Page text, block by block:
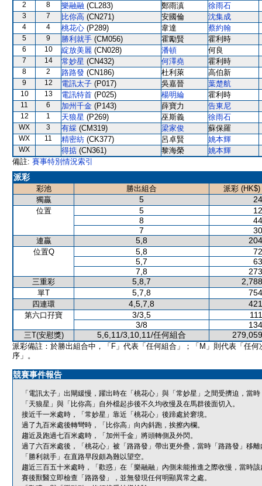
2 8 樂融融 (CL283) 鄭雨滇 徐雨石
3 7 比你高 (CN271) 安國倫 沈集成
4 4 桃花心 (P289) 韋達 蔡約翰
5 9 勝利就手 (CM056) 霍勵賢 霍利時
6 10 綻放美麗 (CN028) 潘頓 何良
7 14 常妙星 (CN432) 何澤堯 霍利時
8 2 路路發 (CN186) 杜利萊 高伯新
9 12 電訊太子 (P017) 吳嘉晉 葉楚航
10 13 電訊特首 (P025) 楊明綸 霍利時
11 6 加州千金 (P143) 薛寶力 告東尼
12 1 天狼星 (P269) 巫斯義 徐雨石
WX 3 有綵 (CM319) 梁家俊 蘇保羅
WX 11 精密紡 (CK377) 呂卓賢 姚本輝
WX 得掂 (CN361) 黎海榮
姚本輝
備註: 賽事特別情況索引
派彩
彩池 勝出組合
派彩 (HK$)
獨贏
5
位置 5
8
7
連贏 5,8
位置Q 5,8
5,7
7,8
三重彩 5,8,7
單T 5,7,8
四連環 4,5,7,8
第六口孖寶 3/3,5
3/8
三T(安慰獎) 5,6,11/3,10,11/任何組合
派彩備註：於勝出組合中，「F」代表「任何組合」；「M」則代表「任何
序」。
競賽事件報告
「電訊太子」出閘緩慢，躍出時在「桃花心」與「常妙星」之間受擠迫，當
「天狼星」與「比你高」自外檔起步後不久均收慢及在馬群後面切入。
接近千一米處時，「常妙星」靠近「桃花心」後蹄處於窘境。
過了九百米處後轉彎時，「比你高」向內斜跑，挨擦內欄。
趨近及跑過七百米處時，「加州千金」將頭轉側及外閃。
過了六百米處後，「桃花心」被「路路發」帶出更外疊，當時「路路發」移
「勝利就手」在直路早段頗為難以望空。
趨近三百五十米處時，「歡惑」在「樂融融」內側未能推進之際收慢，當時
賽後獸醫立即檢查「路路發」，並無發現任何明顯異常之處。